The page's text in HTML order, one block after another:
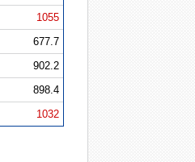
1055
677.7
902.2
898.4
1032